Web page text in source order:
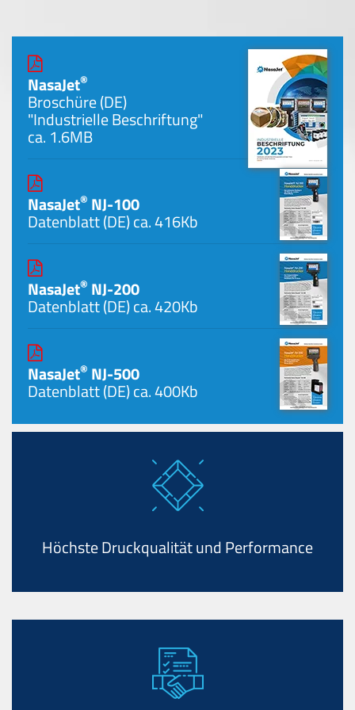
NasaJet®
Broschüre (DE)
"Industrielle Beschriftung"
ca. 1.6MB
NasaJet® NJ-100
Datenblatt (DE)ca. 416Kb
NasaJet® NJ-200
Datenblatt (DE)ca. 420Kb
NasaJet® NJ-500
Datenblatt (DE)ca. 400Kb
Höchste Druckqualität und Performance